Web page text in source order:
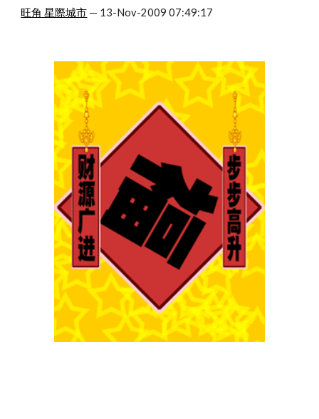
旺角 星際城市 — 13-Nov-2009 07:49:17